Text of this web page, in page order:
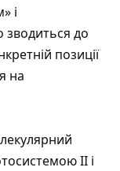
і
зводиться до
позиції
на
II і